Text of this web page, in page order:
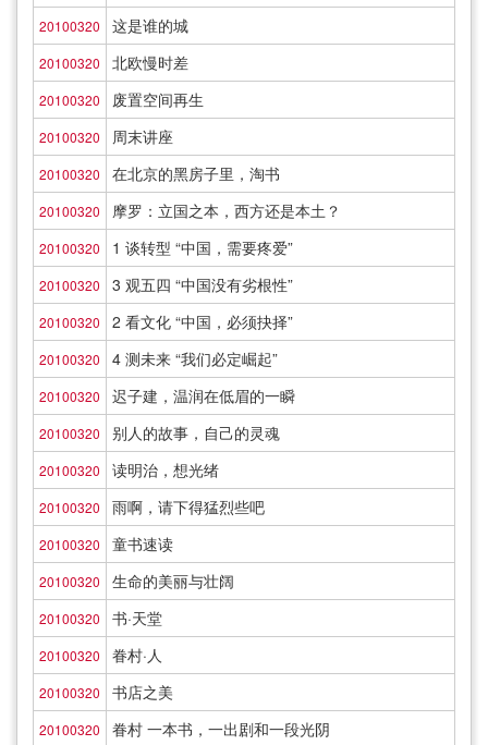
20100320 这是谁的城
20100320 北欧慢时差
20100320 废置空间再生
20100320 周末讲座
20100320 在北京的黑房子里，淘书
20100320 摩罗：立国之本，西方还是本土？
20100320 1 谈转型 “中国，需要疼爱”
20100320 3 观五四 “中国没有劣根性”
20100320 2 看文化 “中国，必须抉择”
20100320 4 测未来 “我们必定崛起”
20100320 迟子建，温润在低眉的一瞬
20100320 别人的故事，自己的灵魂
20100320 读明治，想光绪
20100320 雨啊，请下得猛烈些吧
20100320 童书速读
20100320 生命的美丽与壮阔
20100320 书·天堂
20100320 眷村·人
20100320 书店之美
20100320 眷村 一本书，一出剧和一段光阴